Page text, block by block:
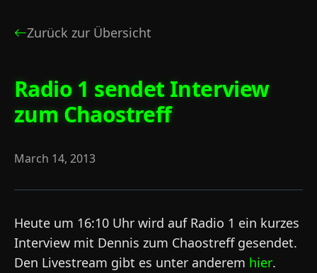
Zurück zur Übersicht
Radio 1 sendet Interview
zum Chaostreff
March 14, 2013
Heute um 16:10 Uhr wird auf Radio 1 ein kurzes
Interview mit Dennis zum Chaostreff gesendet.
Den Livestream gibt es unter anderem hier.